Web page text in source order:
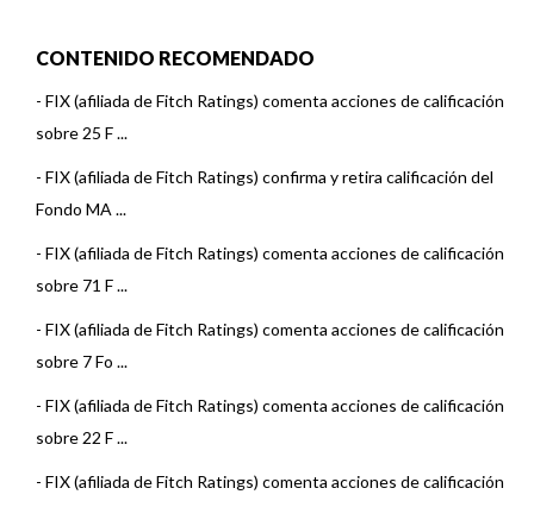
CONTENIDO RECOMENDADO
- FIX (afiliada de Fitch Ratings) comenta acciones de calificación
sobre 25 F ...
- FIX (afiliada de Fitch Ratings) confirma y retira calificación del
Fondo MA ...
- FIX (afiliada de Fitch Ratings) comenta acciones de calificación
sobre 71 F ...
- FIX (afiliada de Fitch Ratings) comenta acciones de calificación
sobre 7 Fo ...
- FIX (afiliada de Fitch Ratings) comenta acciones de calificación
sobre 22 F ...
- FIX (afiliada de Fitch Ratings) comenta acciones de calificación